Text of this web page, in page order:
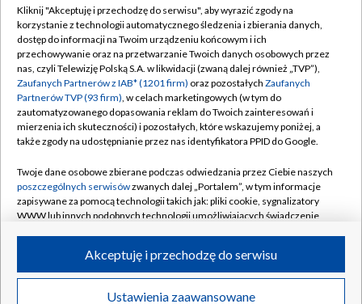
TVP
Abonament TVP
Emisja w TVP
Centrum informacji TVP
Naziemna Telewizja Cyfrowa
Rada Programowa
System NOS
Informacje o nadawcy
Program dla prasy
Regulamin TVP
Polityka prywatności
Moje zgody
Pomoc
Kontakt
Kanały
©2026 Telewizja Polska S.A. w likwidacji
Kliknij "Akceptuję i przechodzę do serwisu", aby wyrazić zgody na
korzystanie z technologii automatycznego śledzenia i zbierania danych,
dostęp do informacji na Twoim urządzeniu końcowym i ich
przechowywanie oraz na przetwarzanie Twoich danych osobowych przez
nas, czyli Telewizję Polską S.A. w likwidacji (zwaną dalej również „TVP”),
Zaufanych Partnerów z IAB* (1201 firm) oraz pozostałych Zaufanych
Partnerów TVP (93 firm), w celach marketingowych (w tym do
zautomatyzowanego dopasowania reklam do Twoich zainteresowań i
mierzenia ich skuteczności) i pozostałych, które wskazujemy poniżej, a
także zgody na udostępnianie przez nas identyfikatora PPID do Google.
Twoje dane osobowe zbierane podczas odwiedzania przez Ciebie naszych
poszczególnych serwisówzwanych dalej „Portalem”, w tym informacje
zapisywane za pomocą technologii takich jak: pliki cookie, sygnalizatory
WWW lub innych podobnych technologii umożliwiających świadczenie
ruchu w Internecie.
Twoje dane osobowe zbierane podczas odwiedzania przez Ciebie
Ustawienia zaawansowane
Akceptuję i przechodzę do serwisu